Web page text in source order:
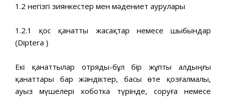
1.2 негізгі зиянкестер мен мәдениет аурулары
1.2.1 қос қанатты жасақтар немесе шыбындар
(Diptera )
Екі қанаттылар отряды-бұл бір жұпты алдыңғы
қанаттары бар жәндіктер, басы өте қозғалмалы,
ауыз мүшелері хоботка түрінде, соруға немесе